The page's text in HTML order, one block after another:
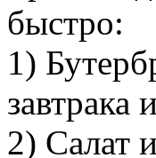
быстро:
1)
завтрака
2) Салат